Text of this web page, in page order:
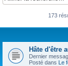
173
Hâte d'être
Dernier
Posté dans Le